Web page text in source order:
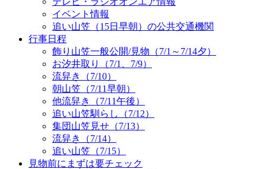
イベント情報
追い山笠（15日早朝）の公共交通機関
行事日程
飾り山笠一般公開/見物（7/1～7/14夕）
お汐井取り（7/1、7/9）
流舁き（7/10）
朝山笠（7/11早朝）
他流舁き（7/11午後）
追い山笠馴らし（7/12）
集団山笠見せ（7/13）
流舁き（7/14）
追い山笠（7/15）
見物前にまずは要チェック